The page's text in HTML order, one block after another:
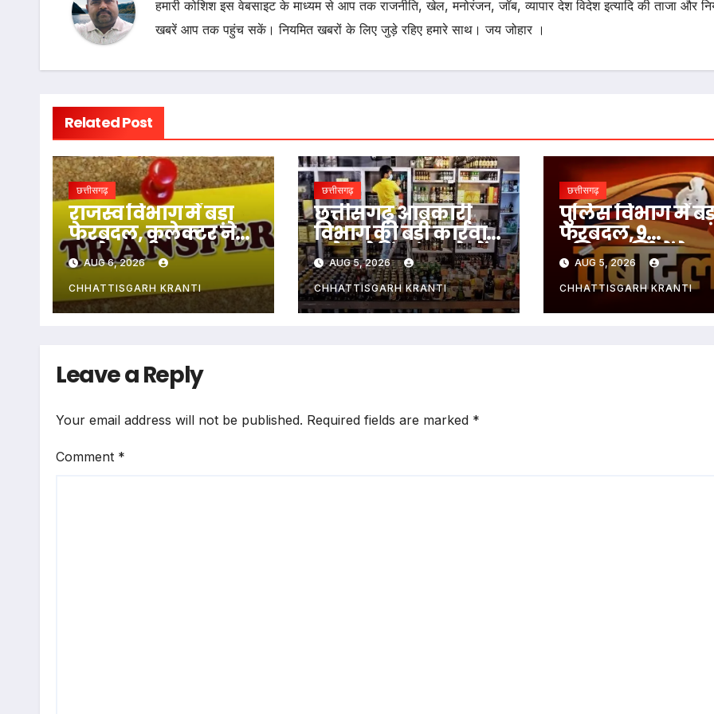
हमारी कोशिश इस वेबसाइट के माध्यम से आप तक राजनीति, खेल, मनोरंजन, जॉब, व्यापार देश विदेश इत्यादि की ताजा और
खबरें आप तक पहुंच सकें। नियमित खबरों के लिए जुड़े रहिए हमारे साथ। जय जोहार ।
Related Post
छत्तीसगढ़
राजस्व विभाग में बड़ा
फेरबदल, कलेक्टर ने
बदले तहसीलदार-
नायब तहसीलदार के
प्रभार
AUG 6, 2026
CHHATTISGARH KRANTI
छत्तीसगढ़
छत्तीसगढ़ आबकारी
विभाग की बड़ी कार्रवाई
: ओवररेटिंग मामले में
दो आबकारी उप
निरीक्षक निलंबित
AUG 5, 2026
CHHATTISGARH KRANTI
छत्तीसगढ़
पुलिस विभाग में
फेरबदल, 9
पुलिसकर्मियों के
तबादले; कई थानों
मिले नए प्रभारी
AUG 5, 2026
CHHATTISGARH KRANTI
Leave a Reply
Your email address will not be published. Required fields are marked *
Comment *